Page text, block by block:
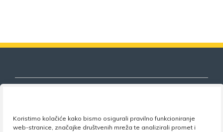
Koristimo kolačiće kako bismo osigurali pravilno funkcioniranje
web-stranice, značajke društvenih mreža te analizirali promet i
Nezavisni sindikat znanosti i visokog